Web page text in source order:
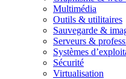
Multimédia
Outils & utilitaires
Sauvegarde &
Serveurs &
Systèmes
Sécurité
Virtualisation